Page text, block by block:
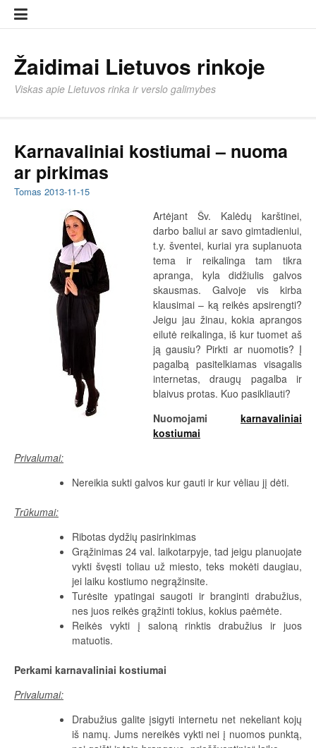
prie
Žaidimai Lietuvos rinkoje
Viskas apie Lietuvos rinka ir verslo galimybes
Karnavaliniai kostiumai – nuoma
ar pirkimas
Tomas 2013-11-15
Artėjant Šv. Kalėdų karštinei,
darbo baliui ar savo gimtadieniui,
t.y. šventei, kuriai yra suplanuota
tema ir reikalinga tam tikra
apranga, kyla didžiulis galvos
skausmas. Galvoje vis kirba
klausimai – ką reikės apsirengti?
Jeigu jau žinau, kokia aprangos
eilutė reikalinga, iš kur tuomet aš
ją gausiu? Pirkti ar nuomotis? Į
pagalbą pasitelkiamas visagalis
internetas, draugų pagalba ir
blaivus protas. Kuo pasikliauti?
Nuomojami karnavaliniai
kostiumai
Privalumai:
Nereikia sukti galvos kur gauti ir kur vėliau jį dėti.
Trūkumai:
Ribotas dydžių pasirinkimas
Grąžinimas 24 val. laikotarpyje, tad jeigu planuojate
vykti švęsti toliau už miesto, teks mokėti daugiau,
jei laiku kostiumo negrąžinsite.
Turėsite ypatingai saugoti ir branginti drabužius,
nes juos reikės grąžinti tokius, kokius paėmėte.
Reikės vykti į saloną rinktis drabužius ir juos
matuotis.
Perkami karnavaliniai kostiumai
Privalumai:
Drabužius galite įsigyti internetu net nekeliant kojų
iš namų. Jums nereikės vykti nei į nuomos punktą,